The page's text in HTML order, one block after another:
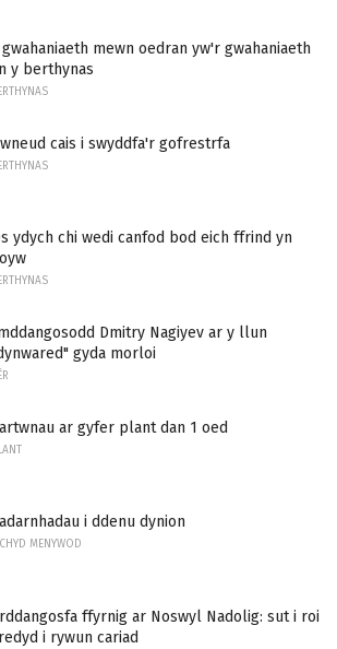
gwahaniaeth mewn oedran yw'r gwahaniaeth
y berthynas
cais i swyddfa'r gofrestrfa
ydych chi wedi canfod bod eich ffrind yn
Dmitry Nagiyev ar y llun
gyda morloi
ar gyfer plant dan 1 oed
i ddenu dynion
MENYWOD
ffyrnig ar Noswyl Nadolig: sut i roi
i rywun cariad